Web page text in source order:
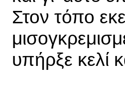
Στον τόπο
υπήρξε κελί